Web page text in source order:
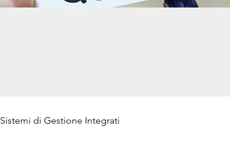
Sistemi di Gestione Integrati